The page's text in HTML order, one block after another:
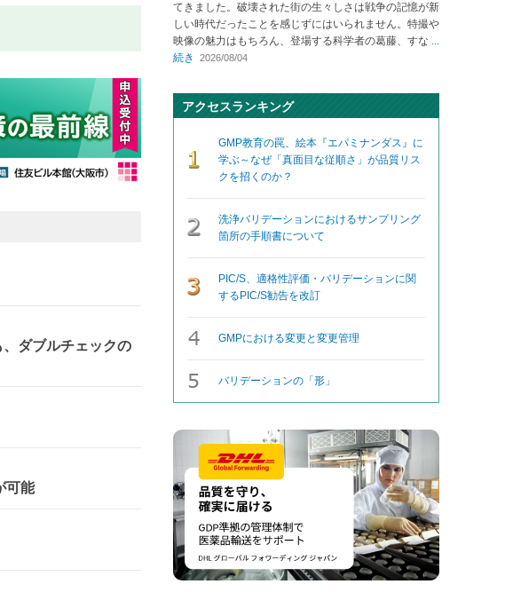
ダブルチェックの
可能
てきました。破壊された街の生々しさは戦争の記憶が新
しい時代だったことを感じずにはいられません。特撮や
映像の魅力はもちろん、登場する科学者の葛藤、すな ...
続き
2026/08/04
アクセスランキング
GMP教育の罠、絵本『エパミナンダス』に
学ぶ～なぜ「真面目な従順さ」が品質リス
クを招くのか？
洗浄バリデーションにおけるサンプリング
箇所の手順書について
PIC/S、適格性評価・バリデーションに関
するPIC/S勧告を改訂
GMPにおける変更と変更管理
バリデーションの「形」